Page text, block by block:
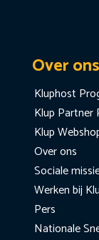
Over ons
Kluphost
Klup Partner
Klup
Over ons
Sociale
Werken bij
Pers
Nationale